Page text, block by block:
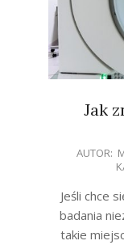
Jak
2021-
22
AUTOR:
Jeśli chce
badania
takie